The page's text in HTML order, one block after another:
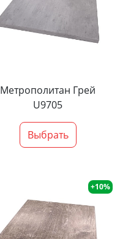
Метрополитан Грей
U9705
Выбрать
+10%